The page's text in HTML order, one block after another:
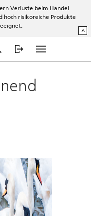
Verluste beim Handel
risikoreiche Produkte
^